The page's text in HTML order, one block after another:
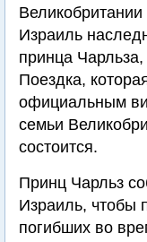
Израиль
принца
Поездка,
официальным
семьи
состоится.
Принц Чарльз
Израиль, чтобы
погибших во